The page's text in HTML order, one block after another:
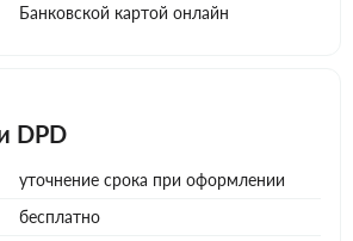
Банковской картой онлайн
DPD
уточнение срока при оформлении
бесплатно